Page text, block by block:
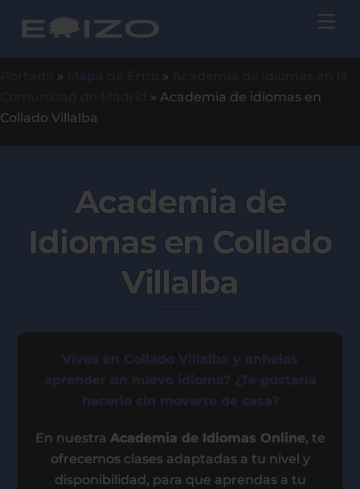
Portada » Mapa de Erizo » Academia de idiomas en la
Comunidad de Madrid » Academia de idiomas en
Collado Villalba
Academia de
Idiomas en Collado
Villalba
Vives en Collado Villalba y anhelas
aprender un nuevo idioma? ¿Te gustaría
hacerlo sin moverte de casa?
En nuestra Academia de Idiomas Online, te
ofrecemos clases adaptadas a tu nivel y
disponibilidad, para que aprendas a tu